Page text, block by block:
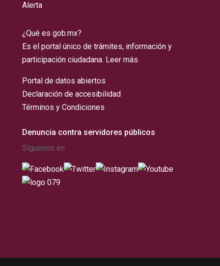
Alerta
¿Qué es gob.mx?
Es el portal único de trámites, información y
participación ciudadana. Leer más
Portal de datos abiertos
Declaración de accesibilidad
Términos y Condiciones
Denuncia contra servidores públicos
Síguenos en